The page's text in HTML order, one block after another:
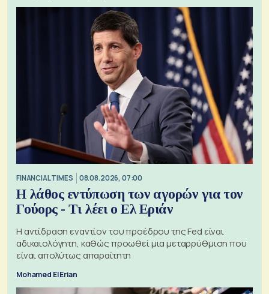
FINANCIAL TIMES 08.08.2026, 07:00
Η λάθος εντύπωση των αγορών για τον
Γούορς - Τι λέει ο Ελ Εριάν
Η αντίδραση εναντίον του προέδρου της Fed είναι
αδικαιολόγητη, καθώς προωθεί μια μεταρρύθμιση που
είναι απολύτως απαραίτητη
Mohamed El Erian